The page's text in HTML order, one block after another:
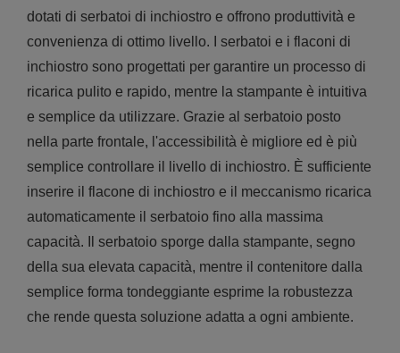
dotati di serbatoi di inchiostro e offrono produttività e
convenienza di ottimo livello. I serbatoi e i flaconi di
inchiostro sono progettati per garantire un processo di
ricarica pulito e rapido, mentre la stampante è intuitiva
e semplice da utilizzare. Grazie al serbatoio posto
nella parte frontale, l'accessibilità è migliore ed è più
semplice controllare il livello di inchiostro. È sufficiente
inserire il flacone di inchiostro e il meccanismo ricarica
automaticamente il serbatoio fino alla massima
capacità. Il serbatoio sporge dalla stampante, segno
della sua elevata capacità, mentre il contenitore dalla
semplice forma tondeggiante esprime la robustezza
che rende questa soluzione adatta a ogni ambiente.